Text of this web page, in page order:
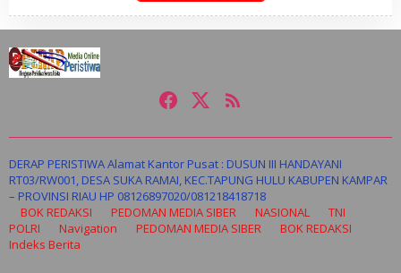
DERAP PERISTIWA Alamat Kantor Pusat : DUSUN III HANDAYANI
RT03/RW001, DESA SUKA RAMAI, KEC.TAPUNG HULU KABUPEN KAMPAR
– PROVINSI RIAU HP 08126897020/081218418718
BOK REDAKSI
PEDOMAN MEDIA SIBER NASIONAL
TNI
POLRI
Navigation PEDOMAN MEDIA SIBER
BOK REDAKSI
Indeks Berita